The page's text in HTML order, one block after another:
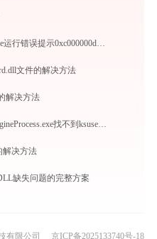
WPS Office错误报告 transerr.exe运行错误提示0xc000000d的解决办法
文件的解决方法
解决方法
Qt网络引擎进程 打开QtWebEngineProcess.exe找不到ksuser.dll怎么办
解决方法
缺失问题的完整方案
有限公司 京ICP备2025133740号-18